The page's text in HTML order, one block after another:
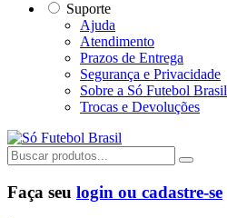
Suporte
Ajuda
Atendimento
Prazos de Entrega
Segurança e Privacidade
Sobre a Só Futebol Brasil
Trocas e Devoluções
Faça seu login ou cadastre-se